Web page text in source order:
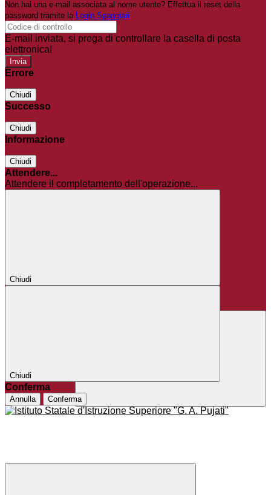
Non hai una e-mail associata al nome utente? Effettua il reset della
password tramite la Login Spaggiari
E-mail inviata, si prega di controllare la casella di posta
elettronica!
Errore
Chiudi
Successo
Chiudi
Informazione
Chiudi
Attendere...
Attendere il completamento dell'operazione...
Chiudi
Chiudi
Conferma
Annulla Conferma